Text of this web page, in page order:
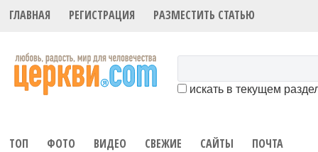
ГЛАВНАЯ РЕГИСТРАЦИЯ РАЗМЕСТИТЬ СТАТЬЮ
искать в текущем
ТОП ФОТО ВИДЕО СВЕЖИЕ САЙТЫ ПОЧТА